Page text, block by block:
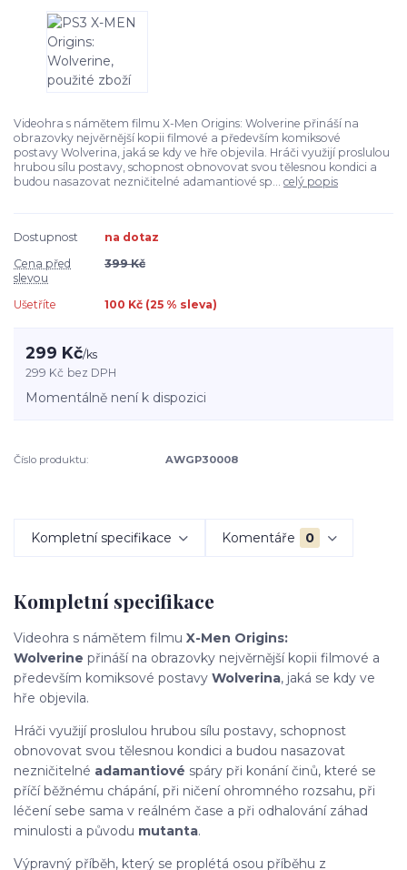
Videohra s námětem filmu X-Men Origins: Wolverine přináší na
obrazovky nejvěrnější kopii filmové a především komiksové
postavy Wolverina, jaká se kdy ve hře objevila. Hráči využijí proslulou
hrubou sílu postavy, schopnost obnovovat svou tělesnou kondici a
budou nasazovat nezničitelné adamantiové sp... celý popis
Dostupnost
na dotaz
Cena před
slevou
399 Kč
Ušetříte 100 Kč (25 % sleva)
299 Kč/ks
299 Kč bez DPH
Momentálně není k dispozici
Číslo produktu: AWGP30008
Kompletní specifikace Komentáře 0
Kompletní specifikace
Videohra s námětem filmu X-Men Origins:
Wolverine přináší na obrazovky nejvěrnější kopii filmové a
především komiksové postavy Wolverina, jaká se kdy ve
hře objevila.
Hráči využijí proslulou hrubou sílu postavy, schopnost
obnovovat svou tělesnou kondici a budou nasazovat
nezničitelné adamantiové spáry při konání činů, které se
příčí běžnému chápání, při ničení ohromného rozsahu, při
léčení sebe sama v reálném čase a při odhalování záhad
minulosti a původu mutanta.
Výpravný příběh, který se proplétá osou příběhu z